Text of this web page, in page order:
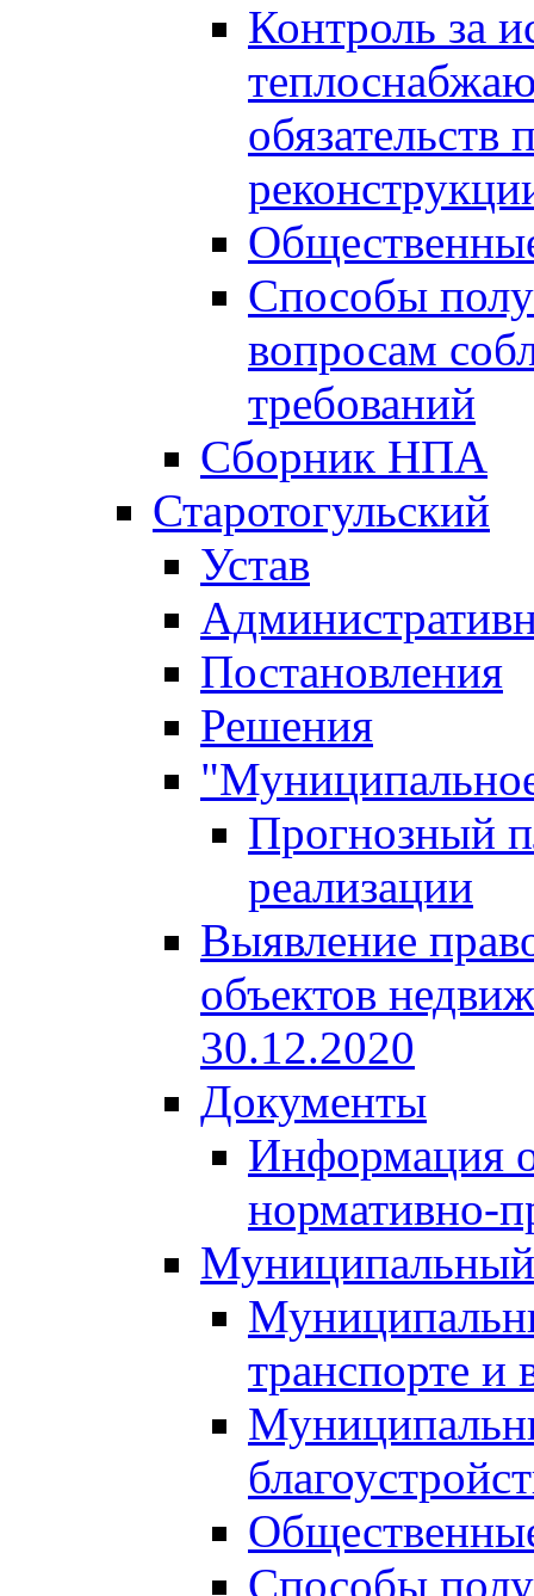
Контроль за
обязательств
Способы
вопросам
требований
Сборник НПА
Старотогульский
Устав
Постановления
Решения
Прогнозный
реализации
Выявление
объектов
30.12.2020
Документы
Информация
нормативно-
Муниципальный
транспорте и
Способы